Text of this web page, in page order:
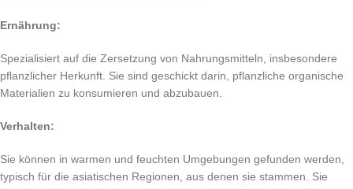
Ernährung:
Spezialisiert auf die Zersetzung von Nahrungsmitteln, insbesondere
pflanzlicher Herkunft. Sie sind geschickt darin, pflanzliche organische
Materialien zu konsumieren und abzubauen.
Verhalten:
Sie können in warmen und feuchten Umgebungen gefunden werden,
typisch für die asiatischen Regionen, aus denen sie stammen. Sie